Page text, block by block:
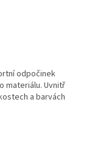
odpočinek
materiálu. Uvnitř
a barvách